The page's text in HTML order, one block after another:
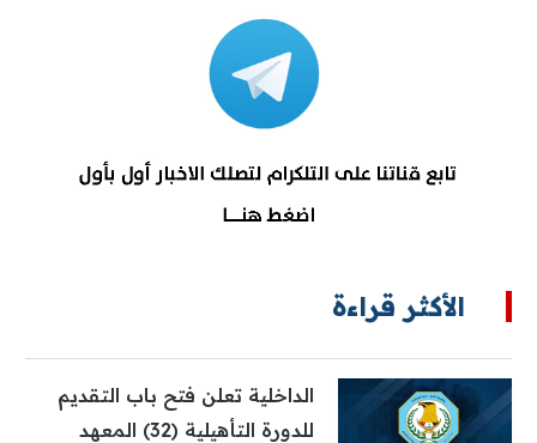
الأكثر قراءة
الداخلية تعلن فتح باب التقديم
للدورة التأهيلية (32) المعهد